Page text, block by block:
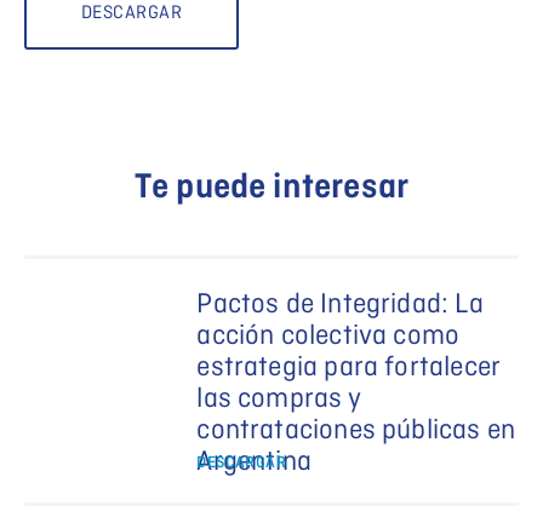
DESCARGAR
Te puede interesar
Pactos de Integridad: La
acción colectiva como
estrategia para fortalecer
las compras y
contrataciones públicas en
Argentina
DESCARGAR